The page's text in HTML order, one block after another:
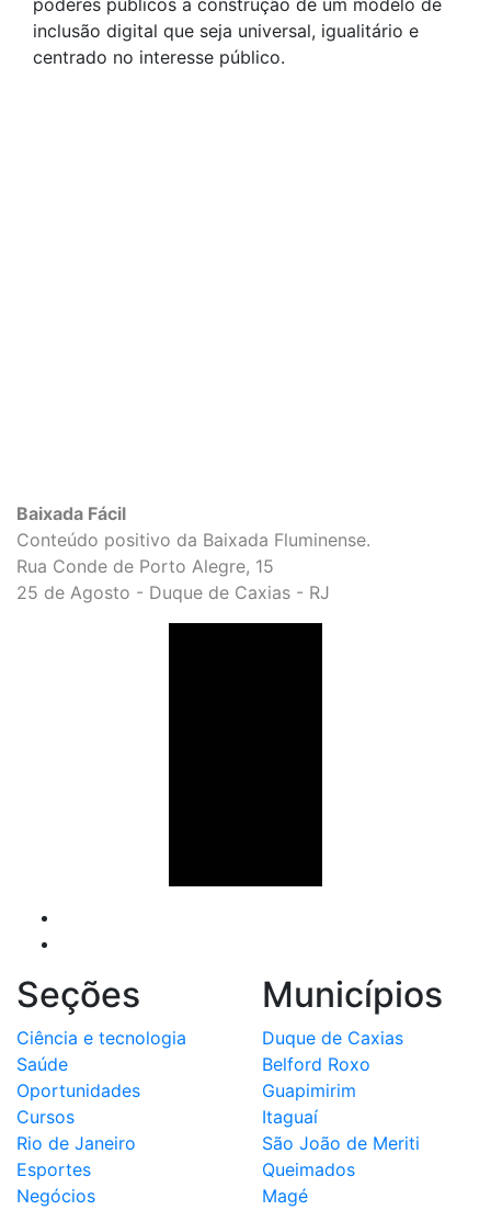
poderes públicos a construção de um modelo de
inclusão digital que seja universal, igualitário e
centrado no interesse público.
Baixada Fácil
Conteúdo positivo da Baixada Fluminense.
Rua Conde de Porto Alegre, 15
25 de Agosto - Duque de Caxias - RJ
Seções
Ciência e tecnologia
Saúde
Oportunidades
Cursos
Rio de Janeiro
Esportes
Negócios
Municípios
Duque de Caxias
Belford Roxo
Guapimirim
Itaguaí
São João de Meriti
Queimados
Magé